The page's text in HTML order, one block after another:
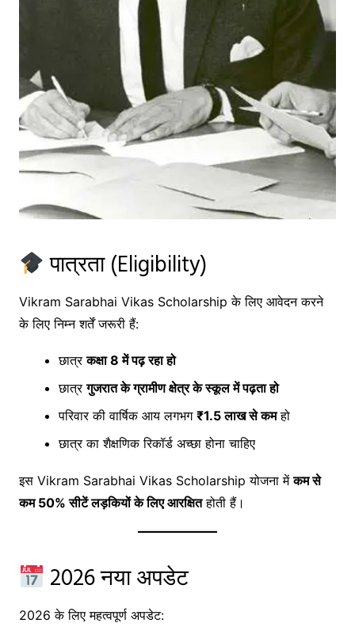
पात्रता (Eligibility)
Vikram Sarabhai Vikas Scholarship के लिए आवेदन करने
के लिए निम्न शर्तें जरूरी हैं:
छात्रकक्षा 8 में पढ़ रहा हो
छात्रगुजरात के ग्रामीण क्षेत्र के स्कूल में पढ़ता हो
परिवार की वार्षिक आय लगभग ₹1.5 लाख से कमहो
छात्र का शैक्षणिक रिकॉर्ड अच्छा होना चाहिए
इस Vikram Sarabhai Vikas Scholarship योजना मेंकम से
कम 50% सीटें लड़कियों के लिए आरक्षितहोती हैं।
2026 नया अपडेट
2026 के लिए महत्वपूर्ण अपडेट: